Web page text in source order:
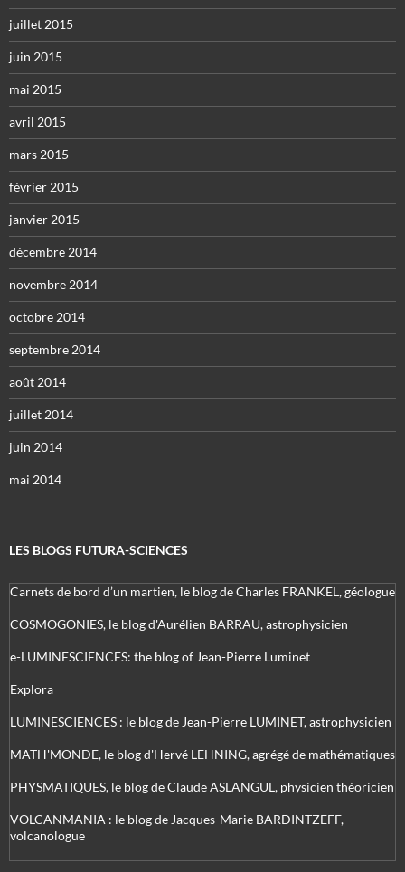
juillet 2015
juin 2015
mai 2015
avril 2015
mars 2015
février 2015
janvier 2015
décembre 2014
novembre 2014
octobre 2014
septembre 2014
août 2014
juillet 2014
juin 2014
mai 2014
LES BLOGS FUTURA-SCIENCES
Carnets de bord d’un martien, le blog de Charles FRANKEL, géologue
COSMOGONIES, le blog d'Aurélien BARRAU, astrophysicien
e-LUMINESCIENCES: the blog of Jean-Pierre Luminet
Explora
LUMINESCIENCES : le blog de Jean-Pierre LUMINET, astrophysicien
MATH'MONDE, le blog d'Hervé LEHNING, agrégé de mathématiques
PHYSMATIQUES, le blog de Claude ASLANGUL, physicien théoricien
VOLCANMANIA : le blog de Jacques-Marie BARDINTZEFF,
volcanologue